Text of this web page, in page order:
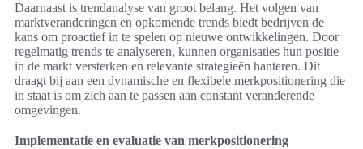
Daarnaast is trendanalyse van groot belang. Het volgen van
marktveranderingen en opkomende trends biedt bedrijven de
kans om proactief in te spelen op nieuwe ontwikkelingen. Door
regelmatig trends te analyseren, kunnen organisaties hun positie
in de markt versterken en relevante strategieën hanteren. Dit
draagt bij aan een dynamische en flexibele merkpositionering die
in staat is om zich aan te passen aan constant veranderende
omgevingen.
Implementatie en evaluatie van merkpositionering